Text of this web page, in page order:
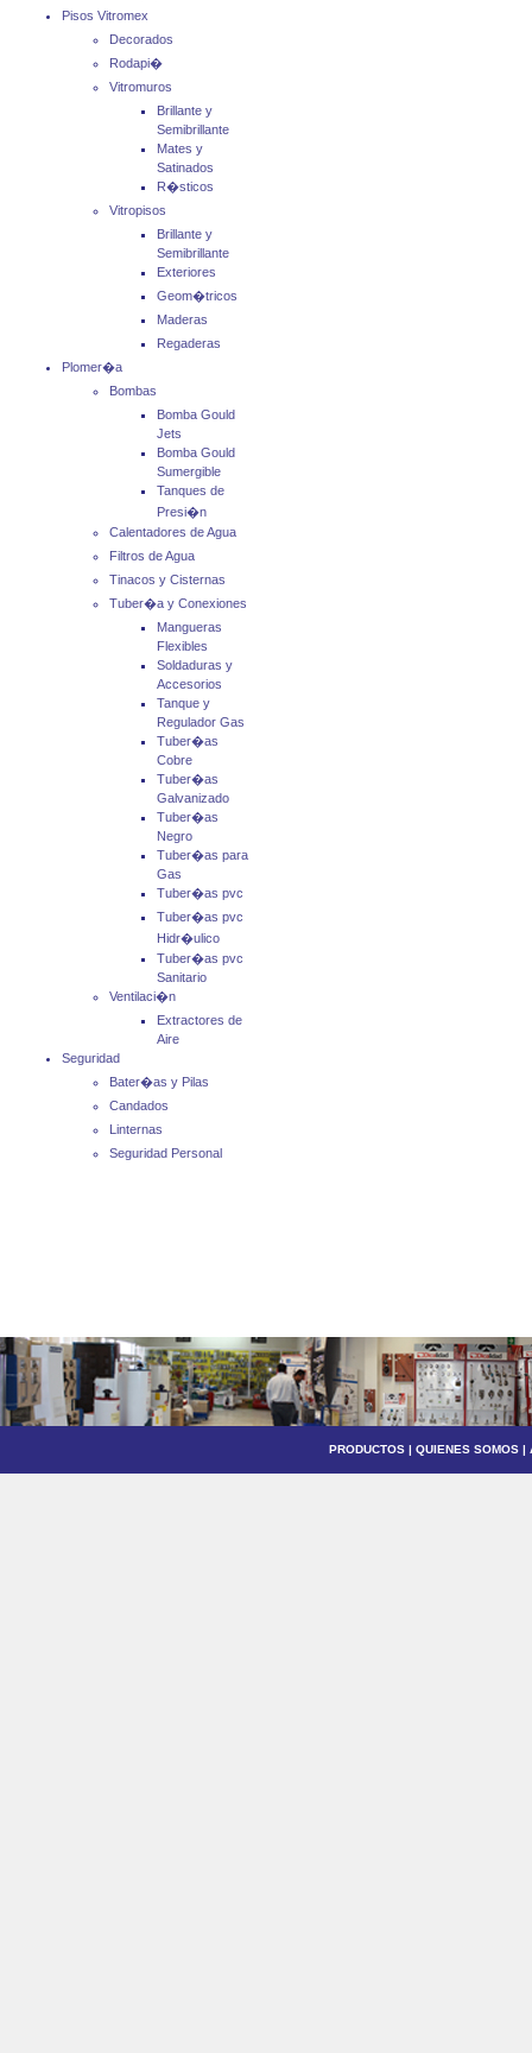
Pisos Vitromex
Decorados
Rodapi�
Vitromuros
Brillante y
Semibrillante
Mates y
Satinados
R�sticos
Vitropisos
Brillante y
Semibrillante
Exteriores
Geom�tricos
Maderas
Regaderas
Plomer�a
Bombas
Bomba Gould
Jets
Bomba Gould
Sumergible
Tanques de
Presi�n
Calentadores de Agua
Filtros de Agua
Tinacos y Cisternas
Tuber�a y Conexiones
Mangueras
Flexibles
Soldaduras y
Accesorios
Tanque y
Regulador Gas
Tuber�as
Cobre
Tuber�as
Galvanizado
Tuber�as
Negro
Tuber�as para
Gas
Tuber�as pvc
Tuber�as pvc
Hidr�ulico
Tuber�as pvc
Sanitario
Ventilaci�n
Extractores de
Aire
Seguridad
Bater�as y Pilas
Candados
Linternas
Seguridad Personal
PRODUCTOS | QUIENES SOMOS |